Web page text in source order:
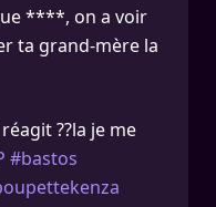
****, on a voir
ta grand-mère la
??la je me
#bastos